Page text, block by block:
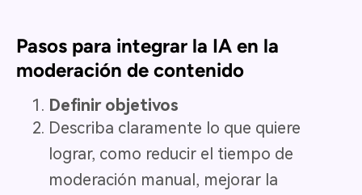
Pasos para integrar la IA en la
moderación de contenido
Definir objetivos
Describa claramente lo que quiere
lograr, como reducir el tiempo de
moderación manual, mejorar la